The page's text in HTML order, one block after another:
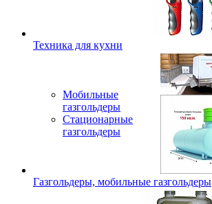
Техника для кухни
Мобильные
газгольдеры
Стационарные
газгольдеры
Газгольдеры, мобильные газгольдеры